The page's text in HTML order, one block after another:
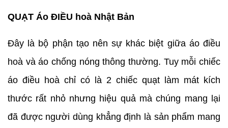
QUẠT Áo ĐIỀU hoà Nhật Bản
Đây là bộ phận tạo nên sự khác biệt giữa áo điều
hoà và áo chống nóng thông thường. Tuy mỗi chiếc
áo điều hoà chỉ có là 2 chiếc quạt làm mát kích
thước rất nhỏ nhưng hiệu quả mà chúng mang lại
đã được người dùng khẳng định là sản phẩm mang